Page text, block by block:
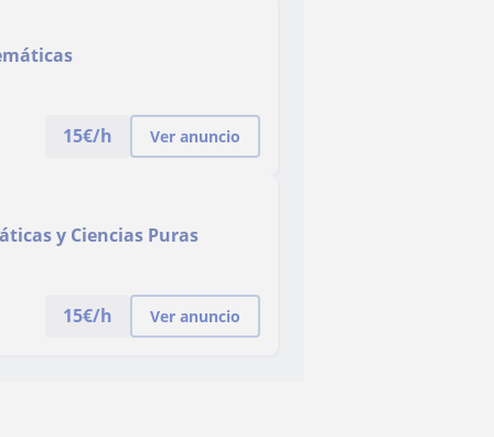
15€/h Ver anuncio
y Ciencias Puras
15€/h Ver anuncio